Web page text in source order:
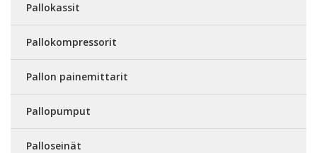
Pallokassit
Pallokompressorit
Pallon painemittarit
Pallopumput
Palloseinät